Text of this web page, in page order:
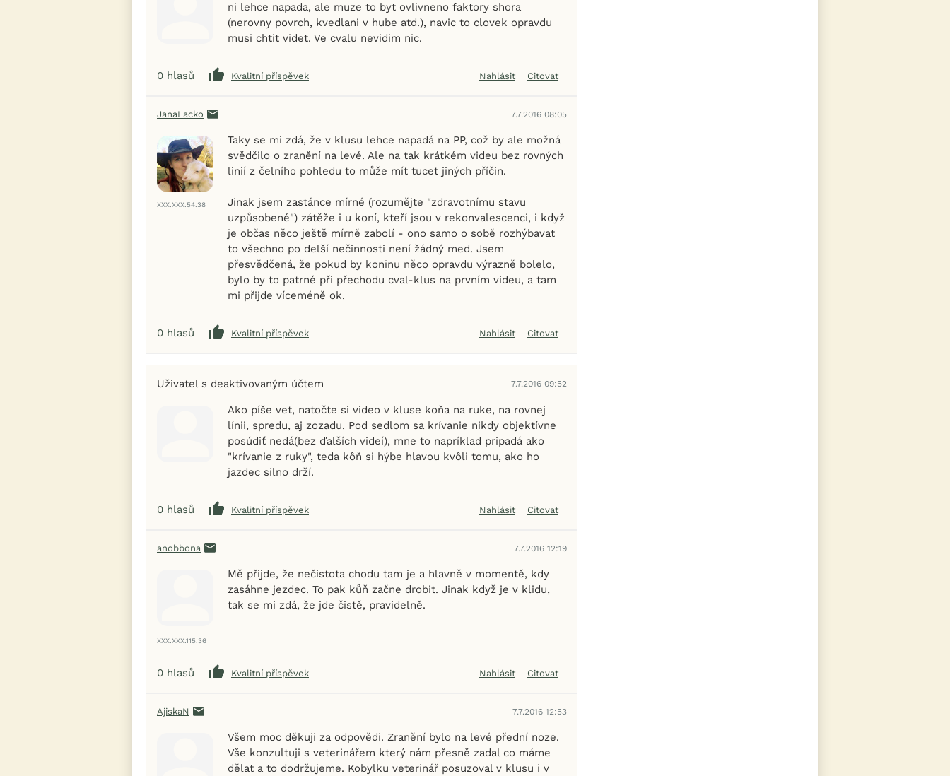
ni lehce napada, ale muze to byt ovlivneno faktory shora
(nerovny povrch, kvedlani v hube atd.), navic to clovek opravdu
musi chtit videt. Ve cvalu nevidim nic.
0 hlasů Kvalitní příspěvek Nahlásit Citovat
JanaLacko 7.7.2016 08:05
XXX.XXX.54.38
Taky se mi zdá, že v klusu lehce napadá na PP, což by ale možná
svědčilo o zranění na levé. Ale na tak krátkém videu bez rovných
linií z čelního pohledu to může mít tucet jiných příčin.
Jinak jsem zastánce mírné (rozumějte "zdravotnímu stavu
uzpůsobené") zátěže i u koní, kteří jsou v rekonvalescenci, i když
je občas něco ještě mírně zabolí - ono samo o sobě rozhýbavat
to všechno po delší nečinnosti není žádný med. Jsem
přesvědčená, že pokud by koninu něco opravdu výrazně bolelo,
bylo by to patrné při přechodu cval-klus na prvním videu, a tam
mi přijde víceméně ok.
0 hlasů Kvalitní příspěvek Nahlásit Citovat
Uživatel s deaktivovaným účtem 7.7.2016 09:52
Ako píše vet, natočte si video v kluse koňa na ruke, na rovnej
línii, spredu, aj zozadu. Pod sedlom sa krívanie nikdy objektívne
posúdiť nedá(bez ďalších videí), mne to napríklad pripadá ako
"krívanie z ruky", teda kôň si hýbe hlavou kvôli tomu, ako ho
jazdec silno drží.
0 hlasů Kvalitní příspěvek Nahlásit Citovat
anobbona 7.7.2016 12:19
XXX.XXX.115.36
Mě přijde, že nečistota chodu tam je a hlavně v momentě, kdy
zasáhne jezdec. To pak kůň začne drobit. Jinak když je v klidu,
tak se mi zdá, že jde čistě, pravidelně.
0 hlasů Kvalitní příspěvek Nahlásit Citovat
AjiskaN 7.7.2016 12:53
Všem moc děkuji za odpovědi. Zranění bylo na levé přední noze.
Vše konzultuji s veterinářem který nám přesně zadal co máme
dělat a to dodržujeme. Kobylku veterinář posuzoval v klusu i v